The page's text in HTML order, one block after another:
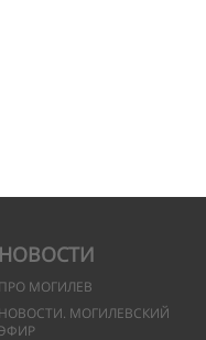
НОВОСТИ
ПРО МОГИЛЕВ
НОВОСТИ. МОГИЛЕВСКИЙ